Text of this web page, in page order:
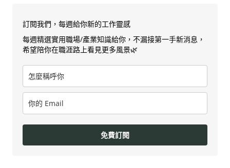
訂閱我們，每週給你新的工作靈感
每週精選實用職場/產業知識給你，不漏接第一手新消息，
希望陪你在職涯路上看見更多風景🌿
免費訂閱